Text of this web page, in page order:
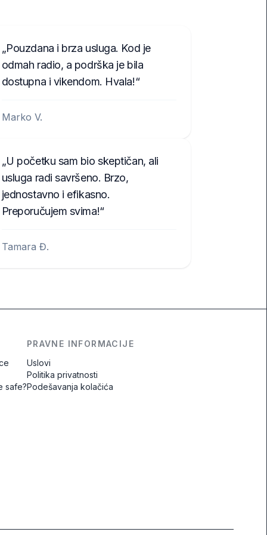
Pouzdana i brza usluga. Kod je
odmah radio, a podrška je bila
dostupna i vikendom. Hvala!
Marko V.
U početku sam bio skeptičan, ali
usluga radi savršeno. Brzo,
jednostavno i efikasno.
Preporučujem svima!
Tamara Đ.
safe?
PRAVNE INFORMACIJE
Uslovi
Politika privatnosti
Podešavanja kolačića